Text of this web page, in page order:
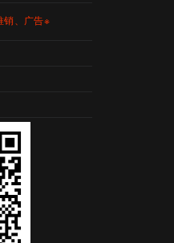
，产品设计哪家强?
销、广告※